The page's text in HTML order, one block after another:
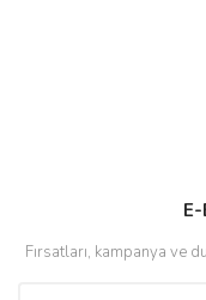
Fırsatları, kampanya ve